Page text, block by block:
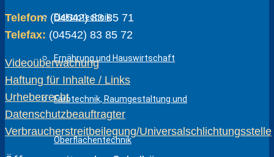
Elektrotechnik
Ernährung und Hauswirtschaft
Farbtechnik, Raumgestaltung und
Oberflächentechnik
Telefon: (04542) 83 85 71
Telefax: (04542) 83 85 72
Videoüberwachung
Haftung für Inhalte / Links
Urheberrecht
Datenschutzbeauftragter
Verbraucherstreitbeilegung/Universalschlichtungsstelle